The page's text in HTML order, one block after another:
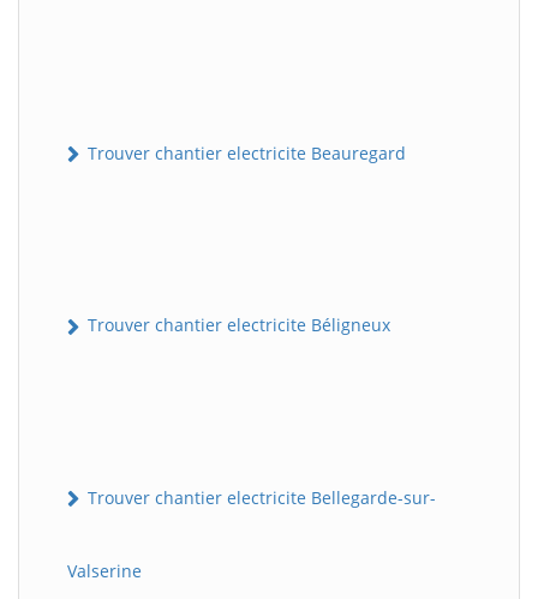
Trouver chantier electricite Beauregard
Trouver chantier electricite Béligneux
Trouver chantier electricite Bellegarde-sur-
Valserine